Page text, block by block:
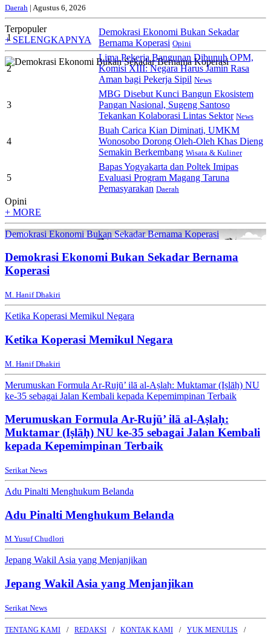
Daerah | Agustus 6, 2026
Terpopuler
+ SELENGKAPNYA
1
Demokrasi Ekonomi Bukan Sekadar
Bernama Koperasi Opini
2
Lima Pekerja Bangunan Dibunuh OPM,
Komisi XIII: Negara Harus Jamin Rasa
Aman bagi Pekerja Sipil News
3
MBG Disebut Kunci Bangun Ekosistem
Pangan Nasional, Sugeng Santoso
Tekankan Kolaborasi Lintas Sektor News
4
Buah Carica Kian Diminati, UMKM
Wonosobo Dorong Oleh-Oleh Khas Dieng
Semakin Berkembang Wisata & Kuliner
5
Bapas Yogyakarta dan Poltek Imipas
Evaluasi Program Magang Taruna
Pemasyarakan Daerah
Opini
+ MORE
Demokrasi Ekonomi Bukan Sekadar Bernama Koperasi
Demokrasi Ekonomi Bukan Sekadar Bernama
Koperasi
M. Hanif Dhakiri
Ketika Koperasi Memikul Negara
Ketika Koperasi Memikul Negara
M. Hanif Dhakiri
Merumuskan Formula Ar-Rujū’ ilā al-Aṣlaḥ: Muktamar (Iṣlāḥ) NU
ke-35 sebagai Jalan Kembali kepada Kepemimpinan Terbaik
Merumuskan Formula Ar-Rujū’ ilā al-Aṣlaḥ:
Muktamar (Iṣlāḥ) NU ke-35 sebagai Jalan Kembali
kepada Kepemimpinan Terbaik
Serikat News
Adu Pinalti Menghukum Belanda
Adu Pinalti Menghukum Belanda
M Yusuf Chudlori
Jepang Wakil Asia yang Menjanjikan
Jepang Wakil Asia yang Menjanjikan
Serikat News
TENTANG KAMI REDAKSI KONTAK KAMI YUK MENULIS